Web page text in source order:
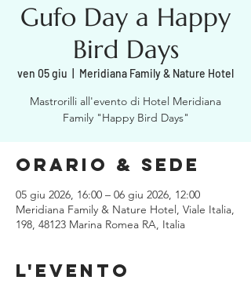
Gufo Day a Happy
Bird Days
ven 05 giu Meridiana Family & Nature Hotel
Mastrorilli all'evento di Hotel Meridiana
Family "Happy Bird Days"
Orario & Sede
05 giu 2026, 16:00 – 06 giu 2026, 12:00
Meridiana Family & Nature Hotel, Viale Italia,
198, 48123 Marina Romea RA, Italia
L'evento